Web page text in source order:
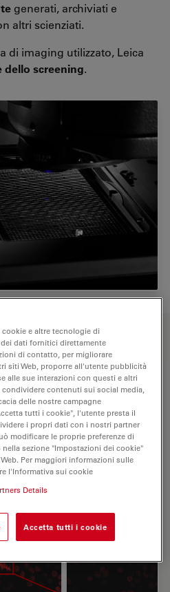
generati, archiviati e
altri scienziati.
di imaging utilizzato, Leica
dello screening.
CHIAVE
e altre tecnologie di
dati fornitici direttamente
di contatto, per migliorare
siti Web, proporre all'utente pubblicità
alle sue interazioni con questi e altri
contenuti sui social media,
delle nostre campagne
tutti i cookie", l'utente presta il
i propri dati con i nostri partner
modificare le proprie preferenze di
sezione "Impostazioni dei cookie"
Per maggiori informazioni sulle
l'Informativa sui cookie
Details
Accetta tutti i cookie